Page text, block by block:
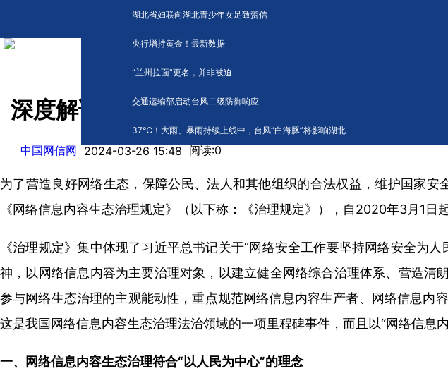
湖北省妇联向湖北青少年女足致贺信
央行增持黄金！最新数据
“兰州拉面”更名，并非被迫
交通运输部启动台风二级防御响应
​37℃！大雨、暴雨持续上线中，台风“白海豚”将影响湖北
深度解读《网络信息内容生态治理规定》
中国网信网 2024-03-26 15:48 阅读:0
为了营造良好网络生态，保障公民、法人和其他组织的合法权益，维护国家
《网络信息内容生态治理规定》（以下称：《治理规定》），自2020年3月1日
《治理规定》集中体现了习近平总书记关于“网络安全工作要坚持网络安全为
神，以网络信息内容为主要治理对象，以建立健全网络综合治理体系、营造
参与网络生态治理的主观能动性，重点规范网络信息内容生产者、网络信息内
这是我国网络信息内容生态治理法治领域的一项里程碑事件，而且以“网络信息
一、网络信息内容生态治理符合“以人民为中心”的理念